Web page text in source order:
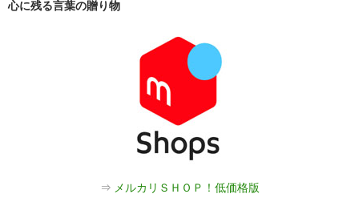
心に残る言葉の贈り物
⇒ メルカリＳＨＯＰ！低価格版